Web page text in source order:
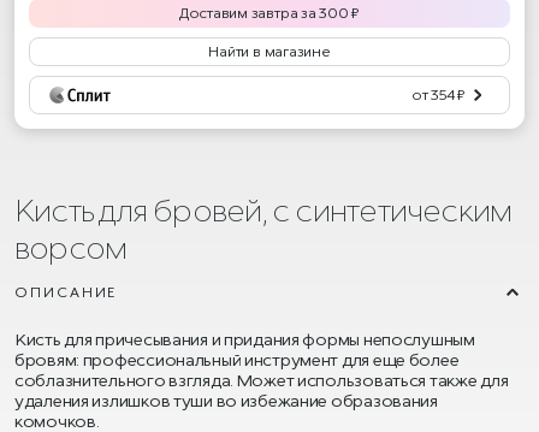
Доставим завтра за300 ₽
Найти в магазине
от 354 ₽
Кисть для бровей, с синтетическим
ворсом
ОПИСАНИЕ
Кисть для причесывания и придания формы непослушным
бровям: профессиональный инструмент для еще более
соблазнительного взгляда. Может использоваться также для
удаления излишков туши во избежание образования
комочков.